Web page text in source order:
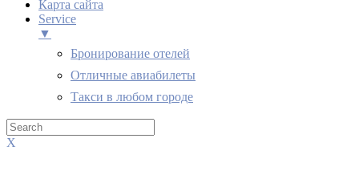
Карта сайта
Service
▼
Бронирование отелей
Отличные авиабилеты
Такси в любом городе
X